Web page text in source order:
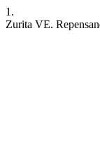
1.
Zurita VE.